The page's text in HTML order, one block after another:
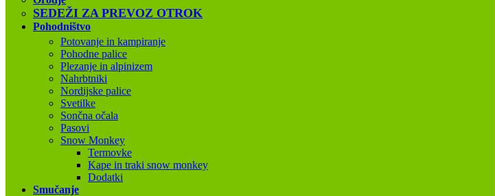
SEDEŽI ZA PREVOZ OTROK
Pohodništvo
Potovanje in kampiranje
Pohodne palice
Plezanje in alpinizem
Nahrbtniki
Nordijske palice
Svetilke
Sončna očala
Pasovi
Snow Monkey
Termovke
Kape in traki snow monkey
Dodatki
Smučanje